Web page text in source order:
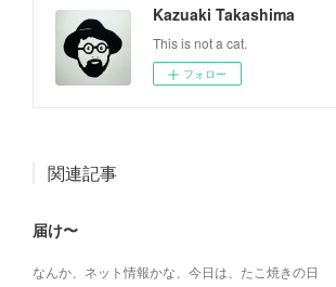
Kazuaki Takashima
This is not a cat.
フォロー
関連記事
届け〜
なんか、ネット情報かな、今日は、たこ焼きの日